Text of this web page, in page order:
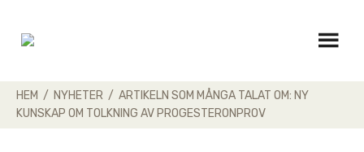
content
HEM / NYHETER / ARTIKELN SOM MÅNGA TALAT OM: NY
KUNSKAP OM TOLKNING AV PROGESTERONPROV